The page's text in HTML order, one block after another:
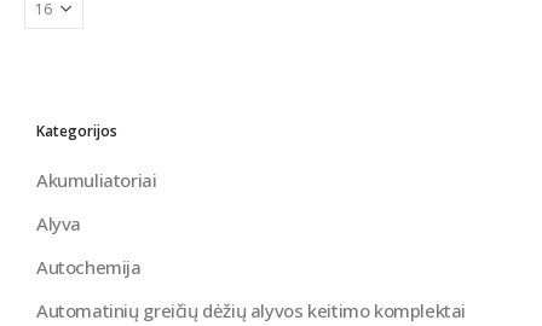
Kategorijos
Akumuliatoriai
Alyva
Autochemija
Automatinių greičių dėžių alyvos keitimo komplektai